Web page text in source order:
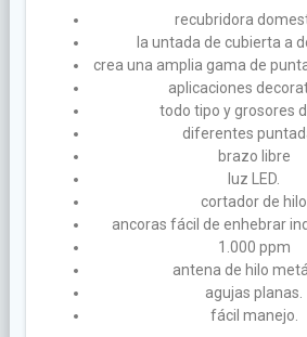
recubridora
la untada de cubierta a
crea una amplia gama de
aplicaciones
todo tipo y grosores
diferentes
brazo libre
luz LED.
cortador de hilo
ancoras fácil de enhebrar
1.000 ppm
antena de hilo
agujas planas.
fácil manejo.